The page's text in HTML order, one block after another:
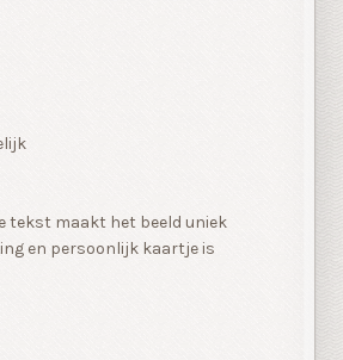
tekst maakt het beeld uniek
en persoonlijk kaartje is